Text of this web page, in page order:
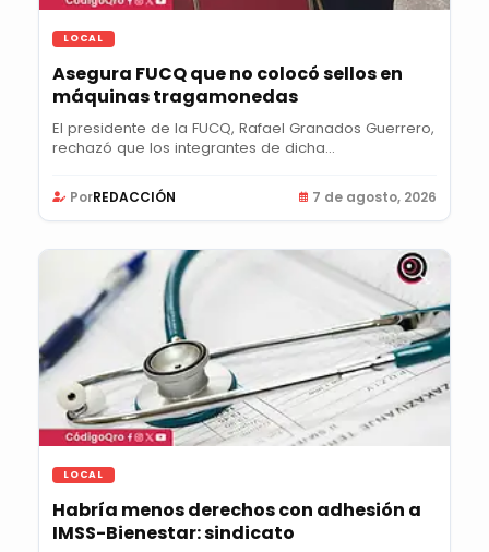
LOCAL
Asegura FUCQ que no colocó sellos en
máquinas tragamonedas
El presidente de la FUCQ, Rafael Granados Guerrero,
rechazó que los integrantes de dicha...
PorREDACCIÓN 7 de agosto, 2026
LOCAL
Habría menos derechos con adhesión a
IMSS-Bienestar: sindicato